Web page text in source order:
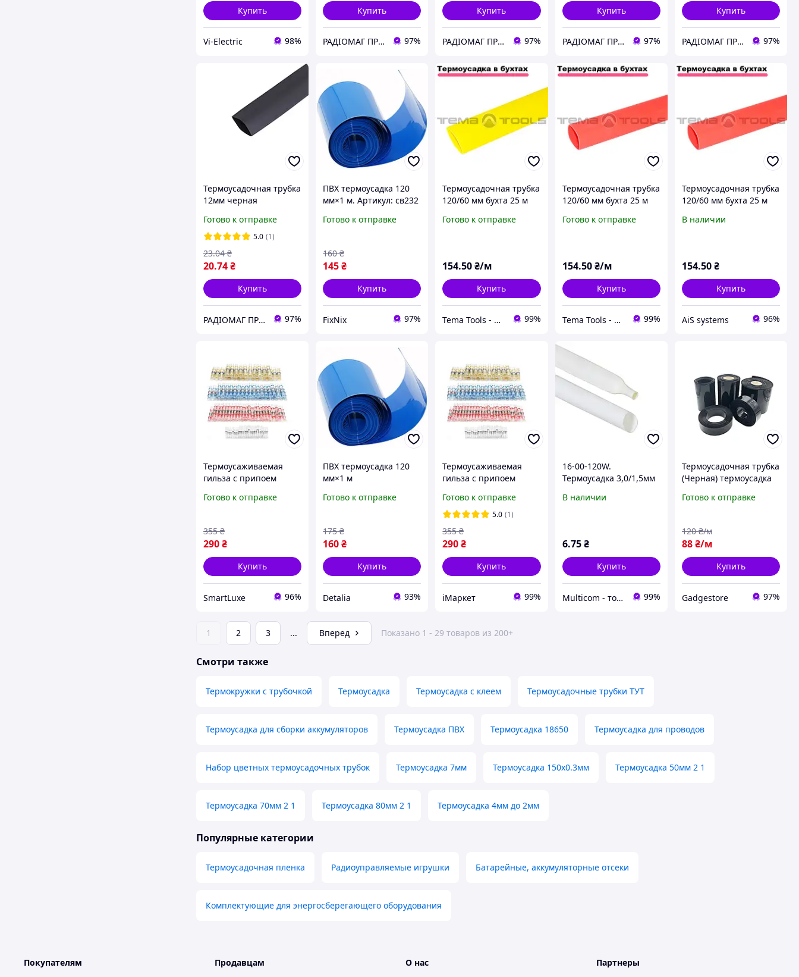
Купить
Vi-Electric 98%
Купить
РАДІОМАГ ПРОМ 97%
Купить
РАДІОМАГ ПРОМ 97%
Купить
РАДІОМАГ ПРОМ 97%
Купить
РАДІОМАГ ПРОМ 97%
Термоусадочная трубка
12мм черная
KLS8-01140-HT-12.0 KLS
Готово к отправке
5.0 (1)
20.74₴
23.04 ₴
Купить
РАДІОМАГ ПРОМ 97%
ПВХ термоусадка 120
мм×1 м. Артикул: св232
Готово к отправке
145₴
160 ₴
Купить
FixNix 97%
Термоусадочная трубка
120/60 мм бухта 25 м
термоусаживаемая
Готово к отправке
154.50₴/м
Купить
Tema Tools - магазин електромонтажної продукції 99%
Термоусадочная трубка
120/60 мм бухта 25 м
термоусаживаемая
Готово к отправке
154.50 ₴/м
Купить
Tema Tools - магазин електромонтажної продукції 99%
Термоусадочная трубка
120/60 мм бухта 25 м
термоусаживаемая
В наличии
154.50₴
Купить
AiS systems 96%
Термоусаживаемая
гильза с припоем
мм PWR набор 120 шт
Готово к отправке
290₴
355 ₴
Купить
SmartLuxe 96%
ПВХ термоусадка 120
мм×1 м
Готово к отправке
160₴
175 ₴
Купить
Detalia 93%
Термоусаживаемая
гильза с припоем
мм PWR набор 120 шт
(DR050756)
Готово к отправке
5.0 (1)
290₴
355 ₴
Купить
iМаркет 99%
16-00-120W.
Термоусадка 3,0/1,5мм
подавляющая горение,
В наличии
6.75 ₴
Купить
Multicom - товары ОПТОМ и в розницу. 99%
Термоусадочная трубка
(Черная) термоусадка
120 мм
Готово к отправке
88₴/м
120 ₴/м
Купить
Gadgestore 97%
1 2 3 ... Вперед Показано 1 - 29 товаров из 200+
Смотри также
Термокружки с трубочкой Термоусадка Термоусадка с клеем Термоусадочные трубки ТУТ
Термоусадка для сборки аккумуляторов Термоусадка ПВХ Термоусадка 18650 Термоусадка для проводов
Набор цветных термоусадочных трубок Термоусадка 7мм Термоусадка 150х0.3мм Термоусадка 50мм 2 1
Термоусадка 70мм 2 1 Термоусадка 80мм 2 1 Термоусадка 4мм до 2мм
Популярные категории
Термоусадочная пленка Радиоуправляемые игрушки Батарейные, аккумуляторные отсеки
Комплектующие для энергосберегающего оборудования
Покупателям Продавцам О нас Партнеры